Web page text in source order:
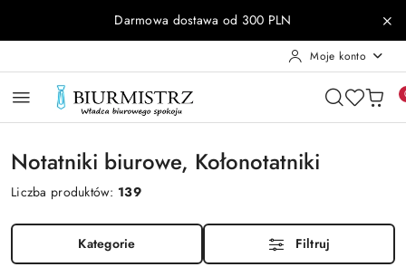
Przejdź do treści głównej
Przejdź do wyszukiwarki
Przejdź do moje konto
Przejdź do menu głównego
Przejdź do stopkiDarmowa dostawa od 300 PLN
Moje konto
Notatniki biurowe, Kołonotatniki
Liczba produktów: 139
Kategorie Filtruj